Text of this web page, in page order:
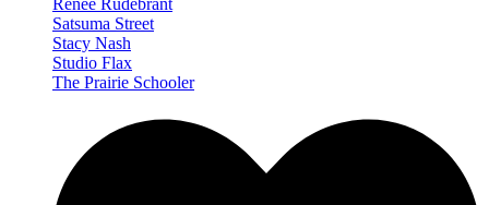
Renée Rudebrant
Satsuma Street
Stacy Nash
Studio Flax
The Prairie Schooler